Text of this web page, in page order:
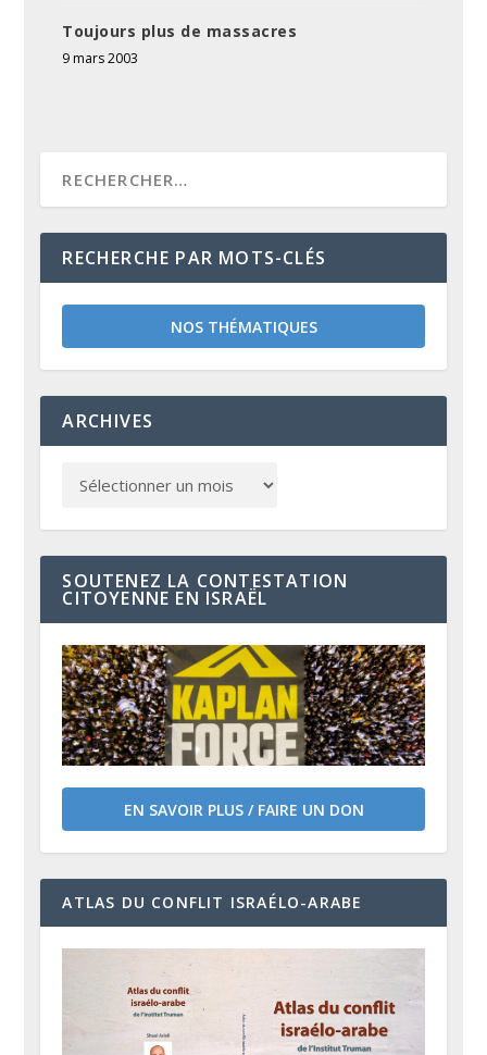
Toujours plus de massacres
9 mars 2003
RECHERCHE PAR MOTS-CLÉS
NOS THÉMATIQUES
ARCHIVES
SOUTENEZ LA CONTESTATION
CITOYENNE EN ISRAËL
EN SAVOIR PLUS / FAIRE UN DON
ATLAS DU CONFLIT ISRAÉLO-ARABE